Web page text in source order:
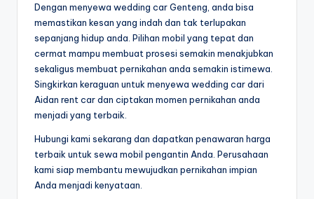
Dengan menyewa wedding car Genteng, anda bisa
memastikan kesan yang indah dan tak terlupakan
sepanjang hidup anda. Pilihan mobil yang tepat dan
cermat mampu membuat prosesi semakin menakjubkan
sekaligus membuat pernikahan anda semakin istimewa.
Singkirkan keraguan untuk menyewa wedding car dari
Aidan rent car dan ciptakan momen pernikahan anda
menjadi yang terbaik.
Hubungi kami sekarang dan dapatkan penawaran harga
terbaik untuk sewa mobil pengantin Anda. Perusahaan
kami siap membantu mewujudkan pernikahan impian
Anda menjadi kenyataan.